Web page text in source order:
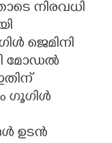
നിരവധി
ജെമിനി
മോഡൽ
ഗൂഗിൾ
ഉടൻ